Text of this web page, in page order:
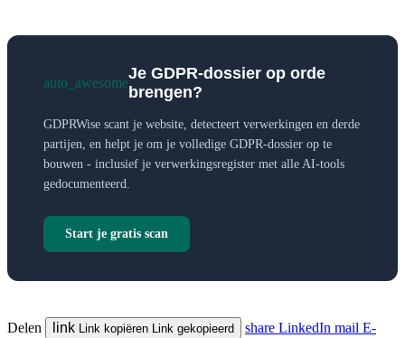
auto_awesome
Je GDPR-dossier op orde
brengen?
GDPRWise scant je website, detecteert verwerkingen en derde
partijen, en helpt je om je volledige GDPR-dossier op te
bouwen - inclusief je verwerkingsregister met alle AI-tools
gedocumenteerd.
Start je gratis scan
Delen link Link kopiëren Link gekopieerd share LinkedIn mail E-